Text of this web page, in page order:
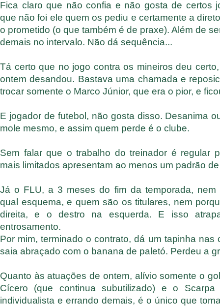
Fica claro que não confia e não gosta de certos
que não foi ele quem os pediu e certamente a
o prometido (o que também é de praxe). Além de
demais no intervalo. Não dá sequência...
Tá certo que no jogo contra os mineiros deu
ontem desandou. Bastava uma chamada e
trocar somente o Marco Júnior, que era o pior, e
E jogador de futebol, não gosta disso. Desanima
mole mesmo, e assim quem perde é o clube.
Sem falar que o trabalho do treinador é regular
mais limitados apresentam ao menos um padrão
Já o FLU, a 3 meses do fim da temporada, nem
qual esquema, e quem são os titulares, nem
direita, e o destro na esquerda. E isso
entrosamento.
Por mim, terminado o contrato, dá um tapinha nas
saia abraçado com o banana de paletó. Perdeu a
Quanto às atuações de ontem, alívio somente o
Cícero (que continua subutilizado) e o Scarpa
individualista e errando demais, é o único que